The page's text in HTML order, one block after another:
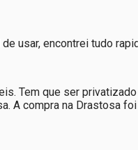
usar, encontrei tudo
Tem que ser
compra na Drastosa